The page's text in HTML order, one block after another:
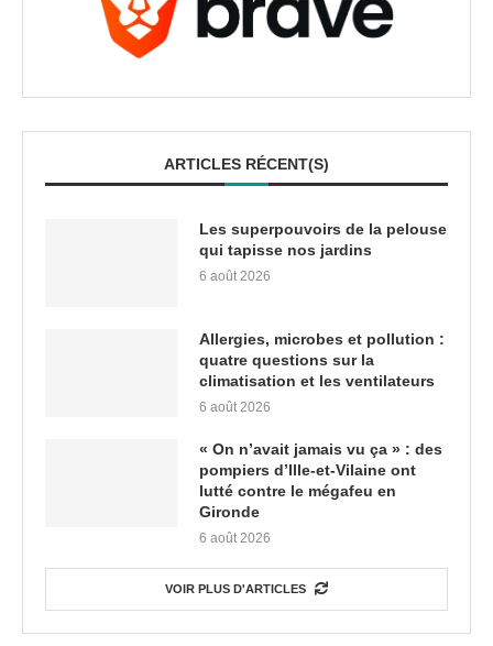
ARTICLES RÉCENT(S)
Les superpouvoirs de la pelouse
qui tapisse nos jardins
6 août 2026
Allergies, microbes et pollution :
quatre questions sur la
climatisation et les ventilateurs
6 août 2026
« On n’avait jamais vu ça » : des
pompiers d’Ille-et-Vilaine ont
lutté contre le mégafeu en
Gironde
6 août 2026
VOIR PLUS D'ARTICLES